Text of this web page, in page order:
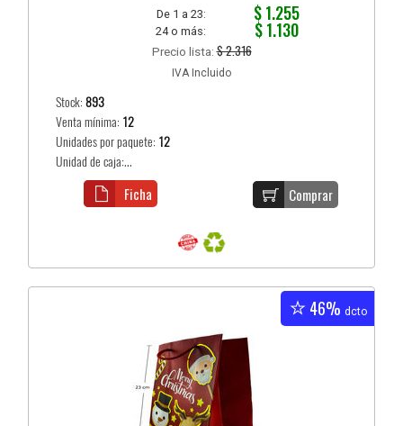
De 1 a 23: $ 1.255
24 o más: $ 1.130
Precio lista:$ 2.316
IVA Incluido
Stock:893
Venta mínima: 12
Unidades por paquete: 12
Unidad de caja:...
Comprar
Ficha
46% dcto